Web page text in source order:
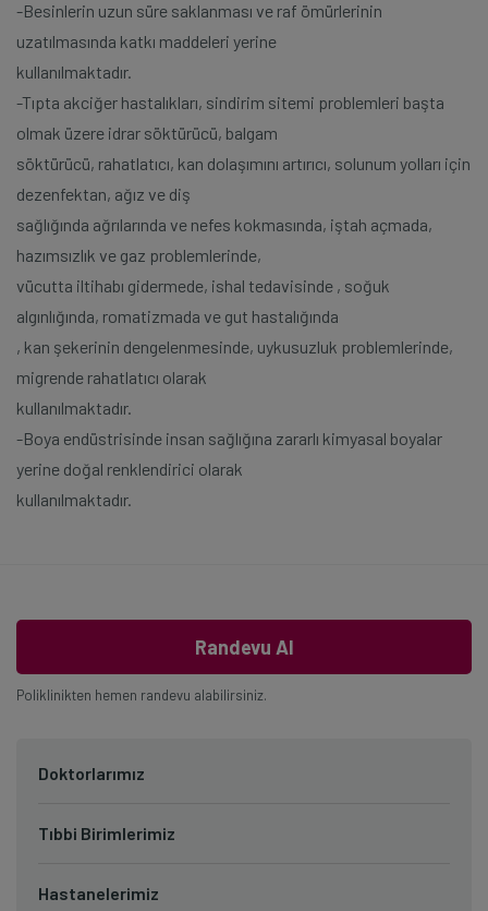
-Besinlerin uzun süre saklanması ve raf ömürlerinin
uzatılmasında katkı maddeleri yerine
kullanılmaktadır.
-Tıpta akciğer hastalıkları, sindirim sitemi problemleri başta
olmak üzere idrar söktürücü, balgam
söktürücü, rahatlatıcı, kan dolaşımını artırıcı, solunum yolları için
dezenfektan, ağız ve diş
sağlığında ağrılarında ve nefes kokmasında, iştah açmada,
hazımsızlık ve gaz problemlerinde,
vücutta iltihabı gidermede, ishal tedavisinde , soğuk
algınlığında, romatizmada ve gut hastalığında
, kan şekerinin dengelenmesinde, uykusuzluk problemlerinde,
migrende rahatlatıcı olarak
kullanılmaktadır.
-Boya endüstrisinde insan sağlığına zararlı kimyasal boyalar
yerine doğal renklendirici olarak
kullanılmaktadır.
Randevu Al
Poliklinikten hemen randevu alabilirsiniz.
Doktorlarımız
Tıbbi Birimlerimiz
Hastanelerimiz